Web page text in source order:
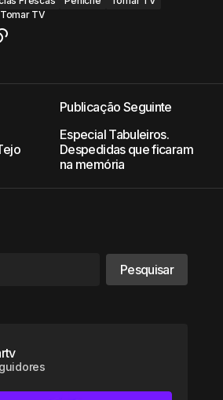
Tomar TV
Publicação Seguinte
Especial Tabuleiros.
Despedidas que ficaram
na memória
Pesquisar